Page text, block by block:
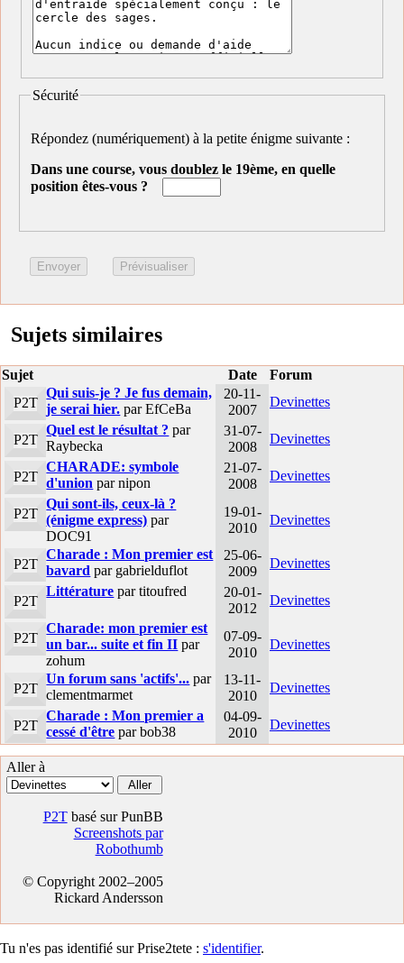
Sécurité
Répondez (numériquement) à la petite énigme suivante :
Dans une course, vous doublez le 19ème, en quelle
position êtes-vous ?
Sujets similaires
Sujet Date
Forum
P2T
Qui suis-je ? Je fus demain,
je serai hier. par EfCeBa
20-11-
2007
Devinettes
P2T
Quel est le résultat ? par
Raybecka
31-07-
2008
Devinettes
P2T
CHARADE: symbole
d'union par nipon
21-07-
2008
Devinettes
P2T
Qui sont-ils, ceux-là ?
(énigme express) par
DOC91
19-01-
2010
Devinettes
P2T
Charade : Mon premier est
bavard par gabrielduflot
25-06-
2009
Devinettes
P2T
Littérature par titoufred
20-01-
2012
Devinettes
P2T
Charade: mon premier est
un bar... suite et fin II par
zohum
07-09-
2010
Devinettes
P2T
Un forum sans 'actifs'... par
clementmarmet
13-11-
2010
Devinettes
P2T
Charade : Mon premier a
cessé d'être par bob38
04-09-
2010
Devinettes
Aller à
P2Tbasé sur PunBB
Screenshots par
Robothumb
© Copyright 2002–2005
Rickard Andersson
Tu n'es pas identifié sur Prise2tete : s'identifier.